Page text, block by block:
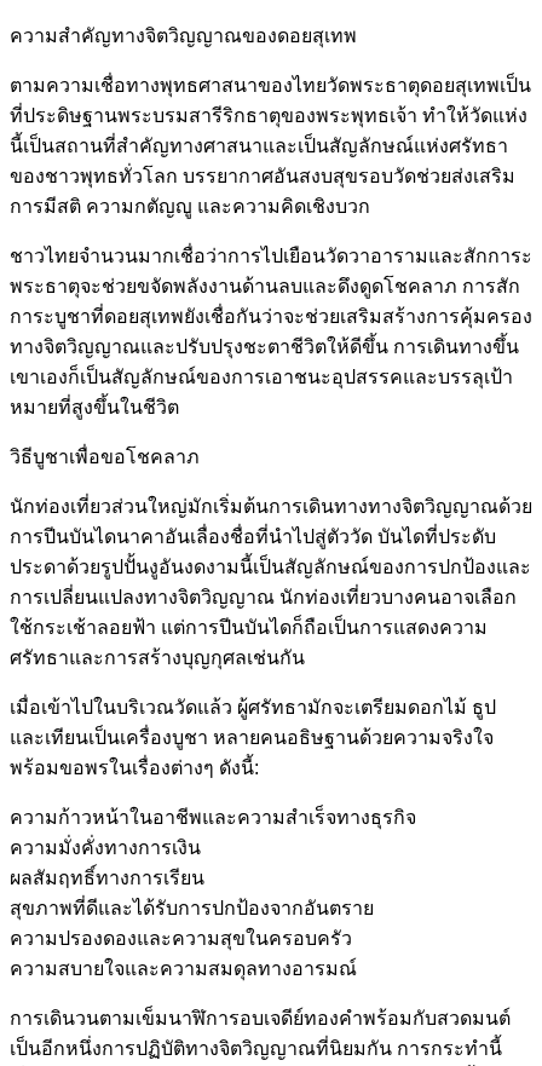
ความสำคัญทางจิตวิญญาณของดอยสุเทพ
ตามความเชื่อทางพุทธศาสนาของไทยวัดพระธาตุดอยสุเทพเป็น
ที่ประดิษฐานพระบรมสารีริกธาตุของพระพุทธเจ้า ทำให้วัดแห่ง
นี้เป็นสถานที่สำคัญทางศาสนาและเป็นสัญลักษณ์แห่งศรัทธา
ของชาวพุทธทั่วโลก บรรยากาศอันสงบสุขรอบวัดช่วยส่งเสริม
การมีสติ ความกตัญญู และความคิดเชิงบวก
ชาวไทยจำนวนมากเชื่อว่าการไปเยือนวัดวาอารามและสักการะ
พระธาตุจะช่วยขจัดพลังงานด้านลบและดึงดูดโชคลาภ การสัก
การะบูชาที่ดอยสุเทพยังเชื่อกันว่าจะช่วยเสริมสร้างการคุ้มครอง
ทางจิตวิญญาณและปรับปรุงชะตาชีวิตให้ดีขึ้น การเดินทางขึ้น
เขาเองก็เป็นสัญลักษณ์ของการเอาชนะอุปสรรคและบรรลุเป้า
หมายที่สูงขึ้นในชีวิต
วิธีบูชาเพื่อขอโชคลาภ
นักท่องเที่ยวส่วนใหญ่มักเริ่มต้นการเดินทางทางจิตวิญญาณด้วย
การปีนบันไดนาคาอันเลื่องชื่อที่นำไปสู่ตัววัด บันไดที่ประดับ
ประดาด้วยรูปปั้นงูอันงดงามนี้เป็นสัญลักษณ์ของการปกป้องและ
การเปลี่ยนแปลงทางจิตวิญญาณ นักท่องเที่ยวบางคนอาจเลือก
ใช้กระเช้าลอยฟ้า แต่การปีนบันไดก็ถือเป็นการแสดงความ
ศรัทธาและการสร้างบุญกุศลเช่นกัน
เมื่อเข้าไปในบริเวณวัดแล้ว ผู้ศรัทธามักจะเตรียมดอกไม้ ธูป
และเทียนเป็นเครื่องบูชา หลายคนอธิษฐานด้วยความจริงใจ
พร้อมขอพรในเรื่องต่างๆ ดังนี้:
ความก้าวหน้าในอาชีพและความสำเร็จทางธุรกิจ
ความมั่งคั่งทางการเงิน
ผลสัมฤทธิ์ทางการเรียน
สุขภาพที่ดีและได้รับการปกป้องจากอันตราย
ความปรองดองและความสุขในครอบครัว
ความสบายใจและความสมดุลทางอารมณ์
การเดินวนตามเข็มนาฬิการอบเจดีย์ทองคำพร้อมกับสวดมนต์
เป็นอีกหนึ่งการปฏิบัติทางจิตวิญญาณที่นิยมกัน การกระทำนี้